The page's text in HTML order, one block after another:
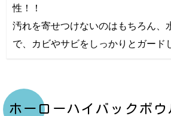
性！！
汚れを寄せつけないのはもちろん、
で、カビやサビをしっかりとガー
ホーローハイバックボウ